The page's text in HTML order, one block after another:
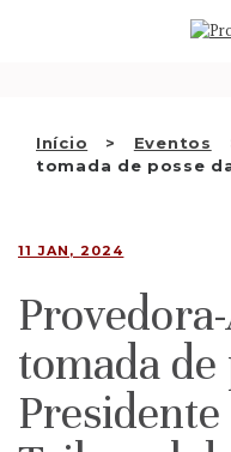
Início Eventos
tomada de posse
QUEM SOMOS
DECISÕES
PT
11 JAN, 2024
tomada de